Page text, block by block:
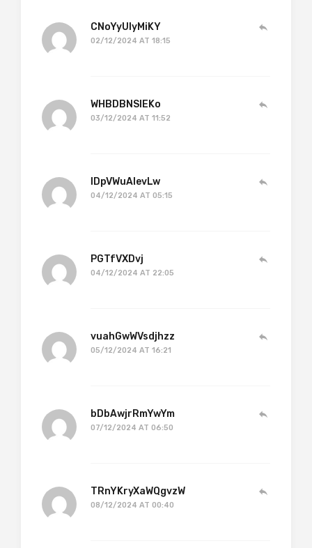
CNoYyUlyMiKY
02/12/2024 AT 18:15
WHBDBNSlEKo
03/12/2024 AT 11:52
lDpVWuAIevLw
04/12/2024 AT 05:15
PGTfVXDvj
04/12/2024 AT 22:05
vuahGwWVsdjhzz
05/12/2024 AT 16:21
bDbAwjrRmYwYm
07/12/2024 AT 06:50
TRnYKryXaWQgvzW
08/12/2024 AT 00:40